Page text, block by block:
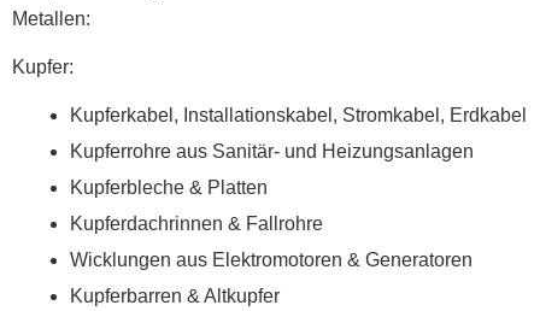
Metallen:
Kupfer:
Kupferkabel, Installationskabel, Stromkabel, Erdkabel
Kupferrohre aus Sanitär- und Heizungsanlagen
Kupferbleche & Platten
Kupferdachrinnen & Fallrohre
Wicklungen aus Elektromotoren & Generatoren
Kupferbarren & Altkupfer